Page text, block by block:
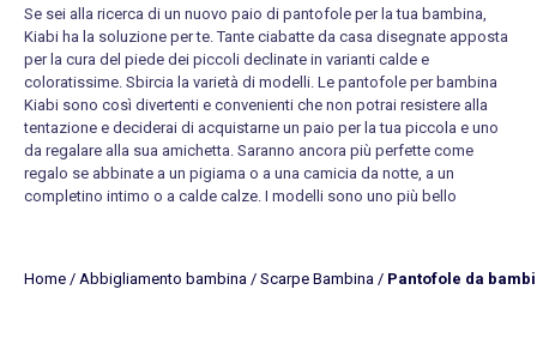
Se sei alla ricerca di un nuovo paio di pantofole per la tua bambina,
Kiabi ha la soluzione per te. Tante ciabatte da casa disegnate apposta
per la cura del piede dei piccoli declinate in varianti calde e
coloratissime. Sbircia la varietà di modelli. Le pantofole per bambina
Kiabi sono così divertenti e convenienti che non potrai resistere alla
tentazione e deciderai di acquistarne un paio per la tua piccola e uno
da regalare alla sua amichetta. Saranno ancora più perfette come
regalo se abbinate a un pigiama o a una camicia da notte , a un
completino intimo o a calde calze . I modelli sono uno più bello
piccoli e propone, oltre alle pantofole,stivaletti(anche dapioggia),
Home / Abbigliamento bambina / Scarpe Bambina / Pantofole da